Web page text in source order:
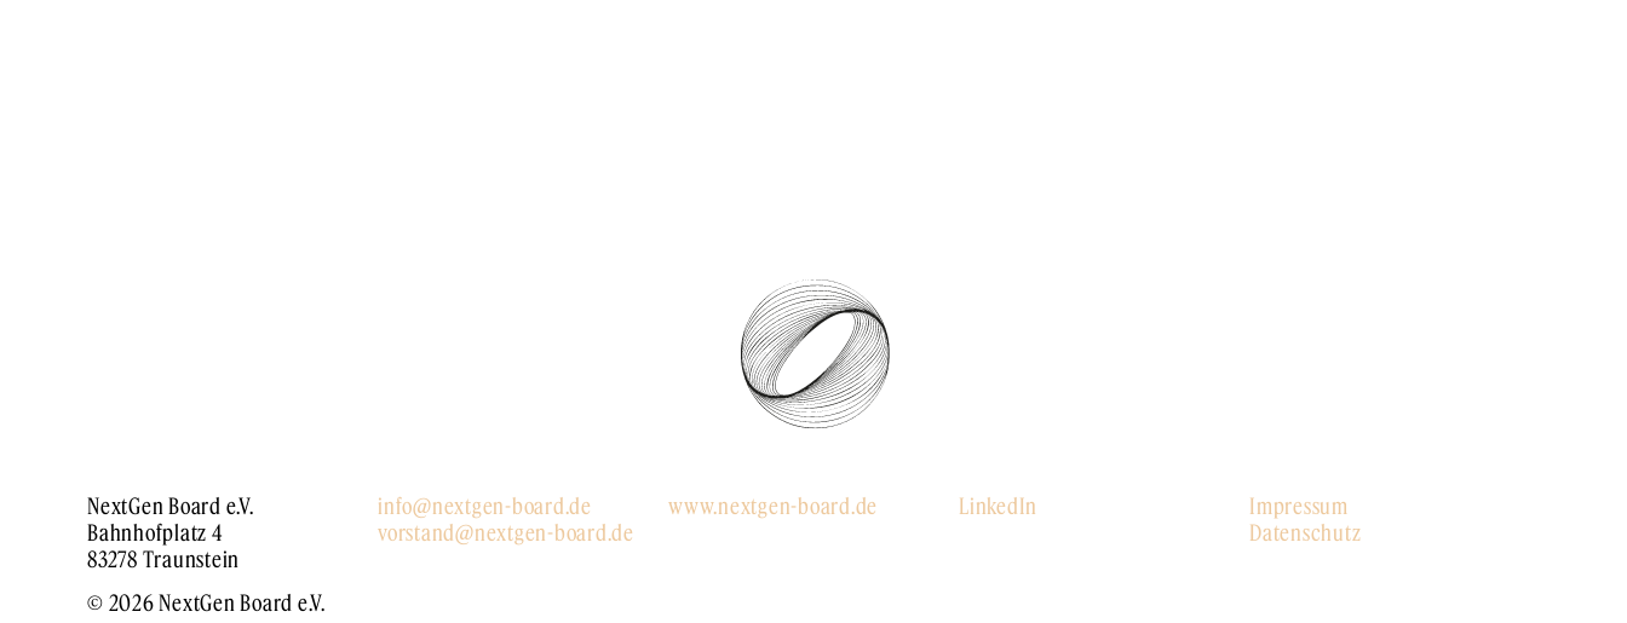
NextGen Board e.V.
Bahnhofplatz 4
83278 Traunstein
info@nextgen-board.de
vorstand@nextgen-board.de
www.nextgen-board.de LinkedIn
Impressum
Datenschutz
© 2026 NextGen Board e.V.